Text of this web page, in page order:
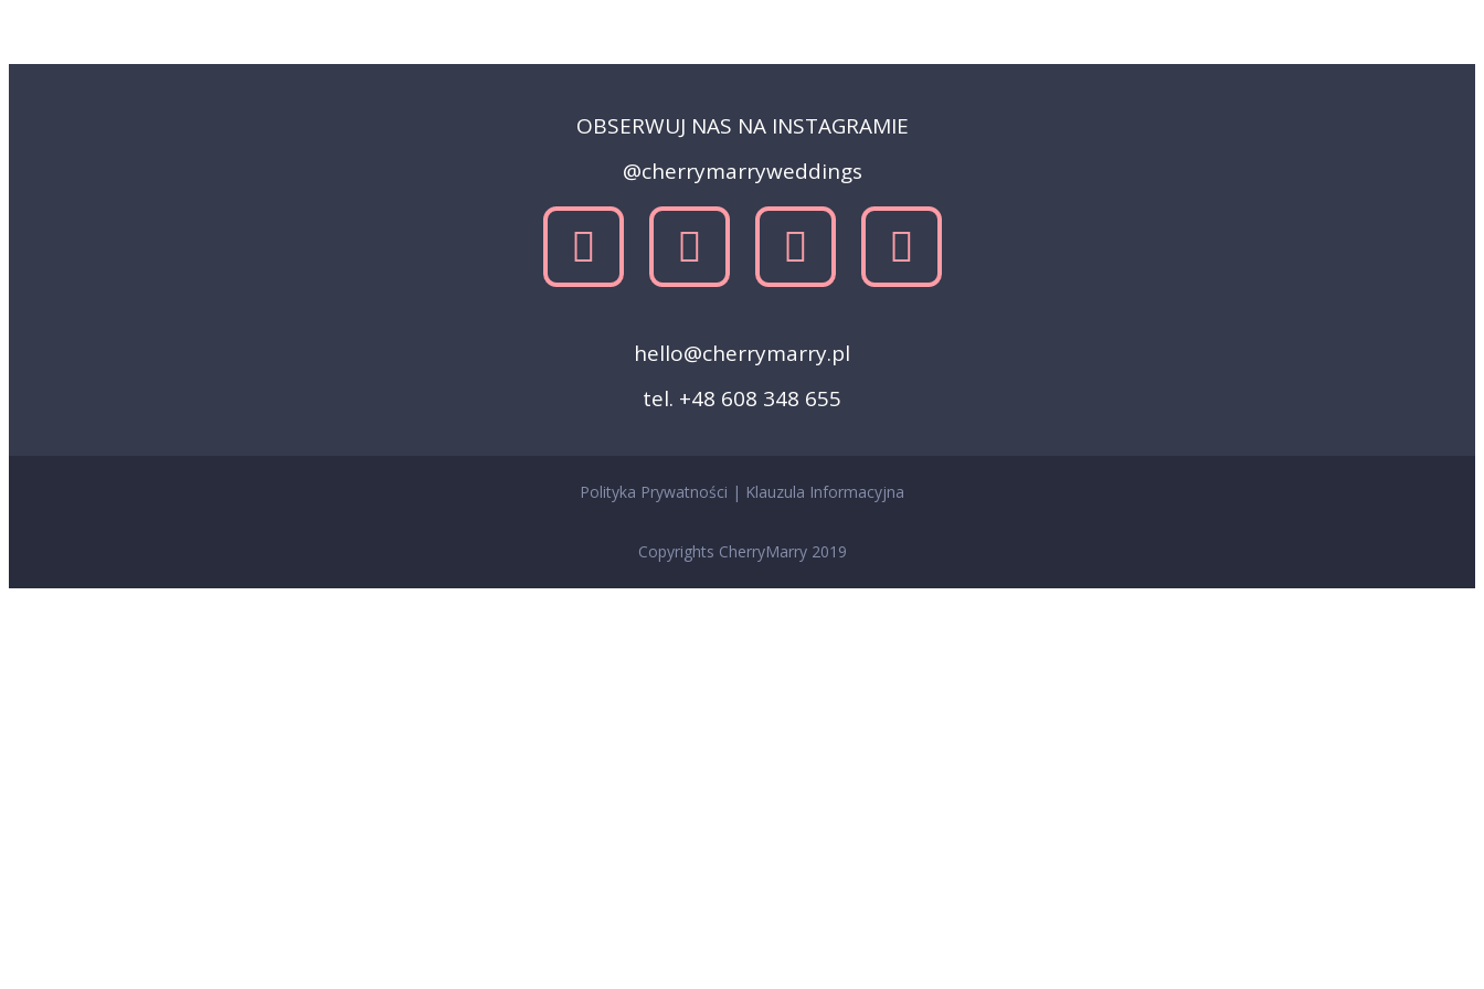
OBSERWUJ NAS NA INSTAGRAMIE
@cherrymarryweddings
hello@cherrymarry.pl
tel. +48 608 348 655
Polityka Prywatności | Klauzula Informacyjna
Copyrights CherryMarry 2019